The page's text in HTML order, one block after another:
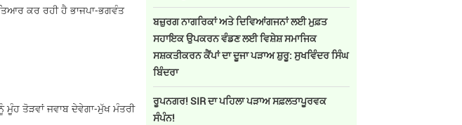
ਕਰ ਰਹੀ ਹੈ ਭਾਜਪਾ-ਭਗਵੰਤ
ਤੋੜਵਾਂ ਜਵਾਬ ਦੇਵੇਗਾ-ਮੁੱਖ ਮੰਤਰੀ
ਬਜ਼ੁਰਗ ਨਾਗਰਿਕਾਂ ਅਤੇ ਦਿਵਿਆਂਗਜਨਾਂ ਲਈ ਮੁਫ਼ਤ
ਸਹਾਇਕ ਉਪਕਰਨ ਵੰਡਣ ਲਈ ਵਿਸ਼ੇਸ਼ ਸਮਾਜਿਕ
ਸਸ਼ਕਤੀਕਰਨ ਕੈਂਪਾਂ ਦਾ ਦੂਜਾ ਪੜਾਅ ਸ਼ੁਰੂ: ਸੁਖਵਿੰਦਰ ਸਿੰਘ
ਬਿੰਦਰਾ
ਰੂਪਨਗਰ! SIR ਦਾ ਪਹਿਲਾ ਪੜਾਅ ਸਫ਼ਲਤਾਪੂਰਵਕ
ਸੰਪੰਨ!